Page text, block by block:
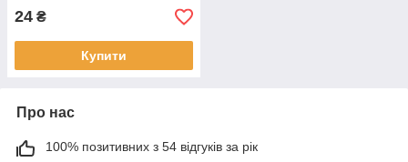
24 ₴
Купити
Про нас
100% позитивних з 54 відгуків за рік